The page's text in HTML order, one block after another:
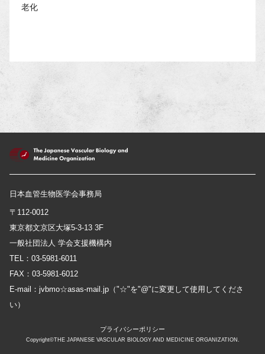
老化
日本血管生物医学会事務局
〒112-0012
東京都文京区大塚5-3-13 3F
一般社団法人 学会支援機構内
TEL：03-5981-6011
FAX：03-5981-6012
E-mail：jvbmo☆asas-mail.jp（"☆"を"@"に変更して使用してくださ
い）
プライバシーポリシー
Copyright©THE JAPANESE VASCULAR BIOLOGY AND MEDICINE ORGANIZATION.